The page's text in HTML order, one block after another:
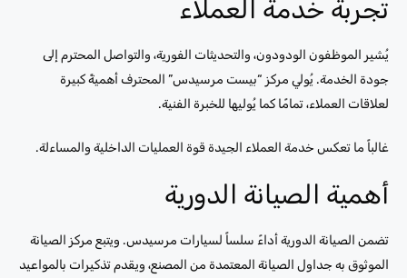
تجربة خدمة العملاء
يُشير الموظفون الودودون، والتحديثات الفورية، والتواصل المحترم إلى
جودة الخدمة. يُولي مركز “بيست مرسيدس” المحترف أهميةً كبيرة
لعلاقات العملاء، تمامًا كما يُوليها للخبرة الفنية.
غالباً ما تعكس خدمة العملاء الجيدة قوة العمليات الداخلية والمساءلة.
أهمية الصيانة الدورية
تضمن الصيانة الدورية أداءً سلساً لسيارات مرسيدس. ويتبع مركز الصيانة
الموثوق به جداول الصيانة المعتمدة من المصنع، ويقدم تذكيرات بالمواعيد